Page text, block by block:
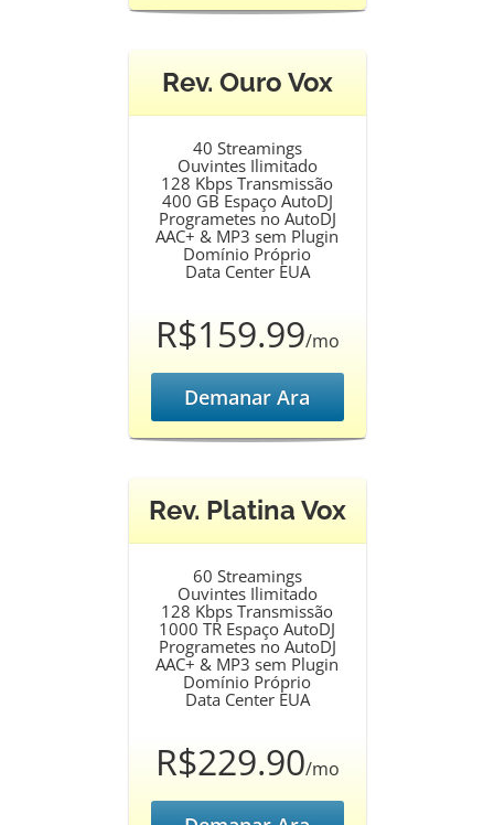
Rev. Ouro Vox
40 Streamings
Ouvintes Ilimitado
128 Kbps Transmissão
400 GB Espaço AutoDJ
Programetes no AutoDJ
AAC+ & MP3 sem Plugin
Domínio Próprio
Data Center EUA
R$159.99/mo
Demanar Ara
Rev. Platina Vox
60 Streamings
Ouvintes Ilimitado
128 Kbps Transmissão
1000 TR Espaço AutoDJ
Programetes no AutoDJ
AAC+ & MP3 sem Plugin
Domínio Próprio
Data Center EUA
R$229.90/mo